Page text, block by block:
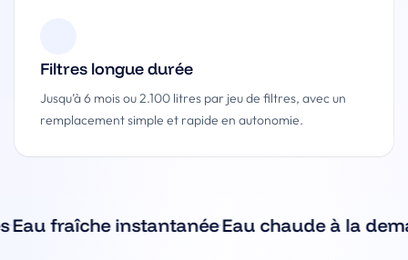
Filtres longue durée
Jusqu’à 6 mois ou 2.100 litres par jeu de filtres, avec un
remplacement simple et rapide en autonomie.
fraîche instantanée·Eau chaude à la demande·